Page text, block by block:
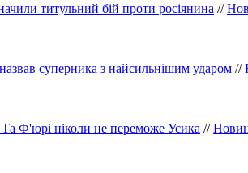
титульний бій проти росіянина //
суперника з найсильнішим ударом //
Ф'юрі ніколи не переможе Усика //